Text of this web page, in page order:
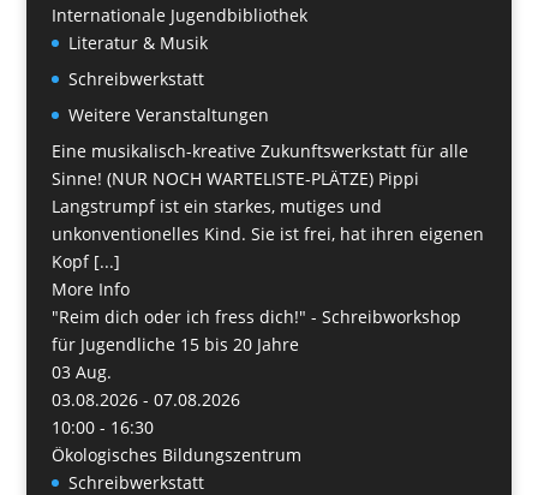
Internationale Jugendbibliothek
Literatur & Musik
Schreibwerkstatt
Weitere Veranstaltungen
Eine musikalisch-kreative Zukunftswerkstatt für alle
Sinne! (NUR NOCH WARTELISTE-PLÄTZE) Pippi
Langstrumpf ist ein starkes, mutiges und
unkonventionelles Kind. Sie ist frei, hat ihren eigenen
Kopf [...]
More Info
"Reim dich oder ich fress dich!" - Schreibworkshop
für Jugendliche 15 bis 20 Jahre
03 Aug.
03.08.2026 - 07.08.2026
10:00 - 16:30
Ökologisches Bildungszentrum
Schreibwerkstatt